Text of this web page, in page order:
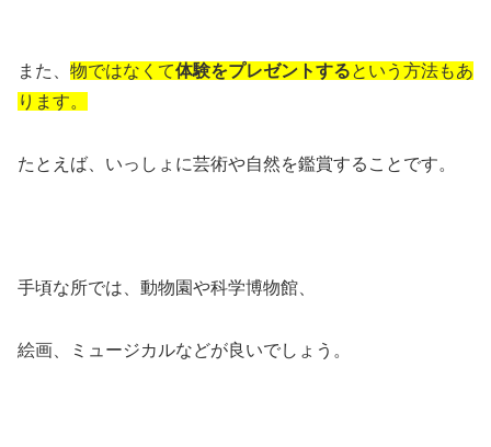
また、 物ではなくて体験をプレゼントするという方法もあ
ります。
たとえば、いっしょに芸術や自然を鑑賞することです。
手頃な所では、動物園や科学博物館、
絵画、ミュージカルなどが良いでしょう。